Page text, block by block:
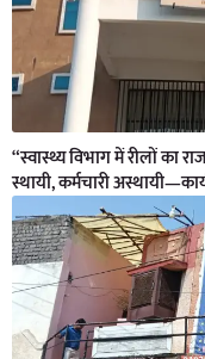
“स्वास्थ्य विभाग में रीलों का
स्थायी, कर्मचारी